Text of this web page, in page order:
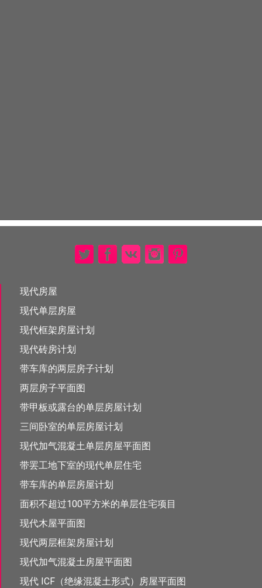
现代房屋
现代单层房屋
现代框架房屋计划
现代砖房计划
带车库的两层房子计划
两层房子平面图
带甲板或露台的单层房屋计划
三间卧室的单层房屋计划
现代加气混凝土单层房屋平面图
带罢工地下室的现代单层住宅
带车库的单层房屋计划
面积不超过100平方米的单层住宅项目
现代木屋平面图
现代两层框架房屋计划
现代加气混凝土房屋平面图
现代 ICF（绝缘混凝土形式）房屋平面图